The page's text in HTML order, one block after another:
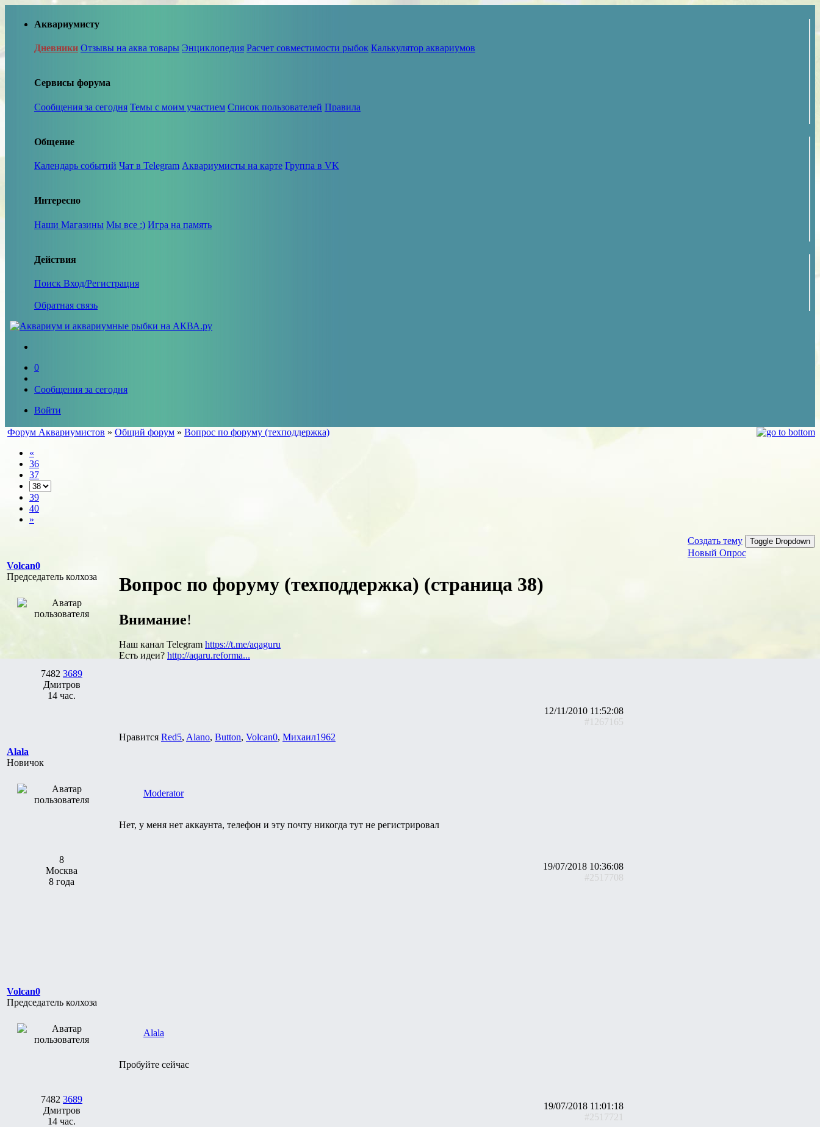
Аквариумисту
Дневники Отзывы на аква товары Энциклопедия Расчет совместимости рыбок Калькулятор аквариумов
Сервисы форума
Сообщения за сегодня Темы с моим участием Список пользователей Правила
Общение
Календарь событий Чат в Telegram Аквариумисты на карте Группа в VK
Интересно
Наши Магазины Мы все :) Игра на память
Действия
Поиск Вход/Регистрация
Обратная связь
0
Сообщения за сегодня
Войти
Форум Аквариумистов » Общий форум » Вопрос по форуму (техподдержка)
«
36
37
39
40
»
Создать тему Toggle Dropdown
Новый Опрос
Volcan0
Председатель колхоза
7482 3689
Дмитров
14 час.
Вопрос по форуму (техподдержка) (страница 38)
Внимание!
Наш канал Telegram https://t.me/aqaguru
Есть идеи? http://aqaru.reforma...
12/11/2010 11:52:08
#1267165
Нравится Red5, Alano, Button, Volcan0, Михаил1962
Alala
Новичок
8
Москва
8 года
Moderator
Нет, у меня нет аккаунта, телефон и эту почту никогда тут не регистрировал
19/07/2018 10:36:08
#2517708
Volcan0
Председатель колхоза
7482 3689
Дмитров
14 час.
Alala
Пробуйте сейчас
19/07/2018 11:01:18
#2517721